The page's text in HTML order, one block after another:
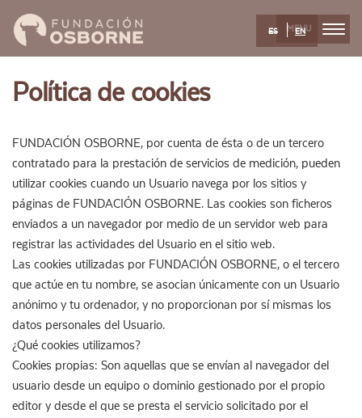
MENU
ES EN
Política de cookies
FUNDACIÓN OSBORNE, por cuenta de ésta o de un tercero
contratado para la prestación de servicios de medición, pueden
utilizar cookies cuando un Usuario navega por los sitios y
páginas de FUNDACIÓN OSBORNE. Las cookies son ficheros
enviados a un navegador por medio de un servidor web para
registrar las actividades del Usuario en el sitio web.
Las cookies utilizadas por FUNDACIÓN OSBORNE, o el tercero
que actúe en tu nombre, se asocian únicamente con un Usuario
anónimo y tu ordenador, y no proporcionan por sí mismas los
datos personales del Usuario.
¿Qué cookies utilizamos?
Cookies propias: Son aquellas que se envían al navegador del
usuario desde un equipo o dominio gestionado por el propio
editor y desde el que se presta el servicio solicitado por el